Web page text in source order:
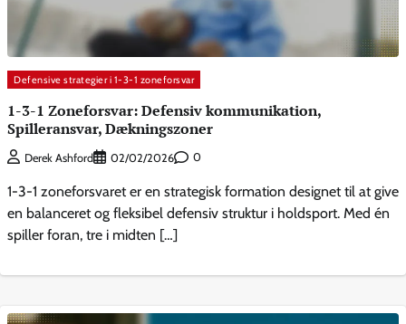
Defensive strategier i 1-3-1 zoneforsvar
1-3-1 Zoneforsvar: Defensiv kommunikation,
Spilleransvar, Dækningszoner
Derek Ashford 02/02/2026 0
1-3-1 zoneforsvaret er en strategisk formation designet til at give
en balanceret og fleksibel defensiv struktur i holdsport. Med én
spiller foran, tre i midten […]